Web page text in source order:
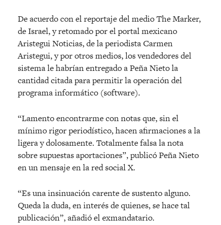
De acuerdo con el reportaje del medio The Marker,
de Israel, y retomado por el portal mexicano
Aristegui Noticias, de la periodista Carmen
Aristegui, y por otros medios, los vendedores del
sistema le habrían entregado a Peña Nieto la
cantidad citada para permitir la operación del
programa informático (software).
“Lamento encontrarme con notas que, sin el
mínimo rigor periodístico, hacen afirmaciones a la
ligera y dolosamente. Totalmente falsa la nota
sobre supuestas aportaciones”, publicó Peña Nieto
en un mensaje en la red social X.
“Es una insinuación carente de sustento alguno.
Queda la duda, en interés de quienes, se hace tal
publicación”, añadió el exmandatario.